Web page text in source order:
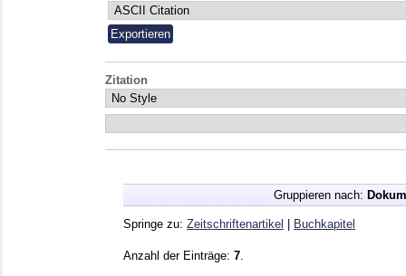
Zitation
Gruppieren nach:
Springe zu: Zeitschriftenartikel Buchkapitel
Anzahl der Einträge: 7